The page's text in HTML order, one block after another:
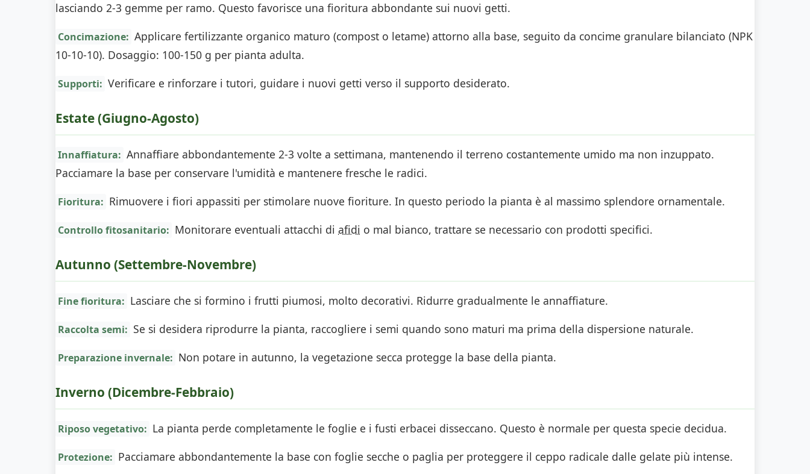
lasciando 2-3 gemme per ramo. Questo favorisce una fioritura abbondante sui nuovi getti.
Concimazione: Applicare fertilizzante organico maturo (compost o letame) attorno alla base, seguito da concime granulare bilanciato (NPK
10-10-10). Dosaggio: 100-150 g per pianta adulta.
Supporti: Verificare e rinforzare i tutori, guidare i nuovi getti verso il supporto desiderato.
Estate (Giugno-Agosto)
Innaffiatura: Annaffiare abbondantemente 2-3 volte a settimana, mantenendo il terreno costantemente umido ma non inzuppato.
Pacciamare la base per conservare l'umidità e mantenere fresche le radici.
Fioritura: Rimuovere i fiori appassiti per stimolare nuove fioriture. In questo periodo la pianta è al massimo splendore ornamentale.
Controllo fitosanitario: Monitorare eventuali attacchi di afidi o mal bianco, trattare se necessario con prodotti specifici.
Autunno (Settembre-Novembre)
Fine fioritura: Lasciare che si formino i frutti piumosi, molto decorativi. Ridurre gradualmente le annaffiature.
Raccolta semi: Se si desidera riprodurre la pianta, raccogliere i semi quando sono maturi ma prima della dispersione naturale.
Preparazione invernale: Non potare in autunno, la vegetazione secca protegge la base della pianta.
Inverno (Dicembre-Febbraio)
Riposo vegetativo: La pianta perde completamente le foglie e i fusti erbacei disseccano. Questo è normale per questa specie decidua.
Protezione: Pacciamare abbondantemente la base con foglie secche o paglia per proteggere il ceppo radicale dalle gelate più intense.